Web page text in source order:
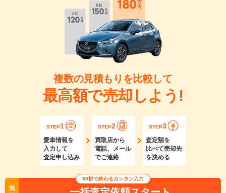
複数の見積もりを比較して
最高額で売却しよう!
STEP1
愛車情報を
入力して
査定申し込み
STEP2
買取店から
電話、メール
でご連絡
STEP3
査定額を
比べて売却先
を決める
無
90秒で終わるカンタン入力